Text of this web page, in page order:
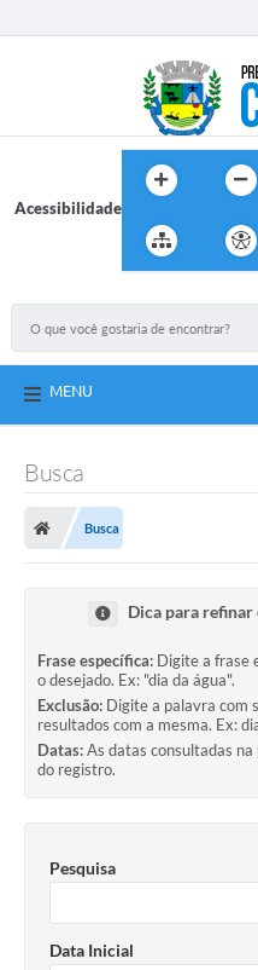
Acessibilidade
MENU
Busca
Busca
Dica para
Frase específica: Digite a frase
o desejado. Ex: "dia da água".
Exclusão: Digite a palavra com
resultados com a mesma. Ex:
Datas:As datas consultadas
do registro.
Pesquisa
Data Inicial